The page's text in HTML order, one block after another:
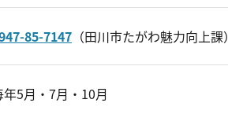
85-7147 （田川市たがわ魅力向上課）
年5月・7月・10月